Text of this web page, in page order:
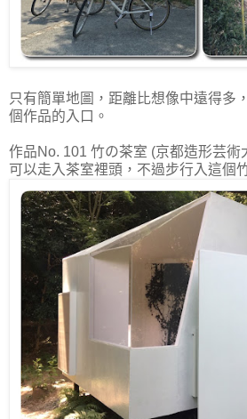
只有簡單地圖，距離比想像中遠得多
個作品的入口。
作品No. 101 竹の茶室 (京都造形芸術
可以走入茶室裡頭，不過步行入這個